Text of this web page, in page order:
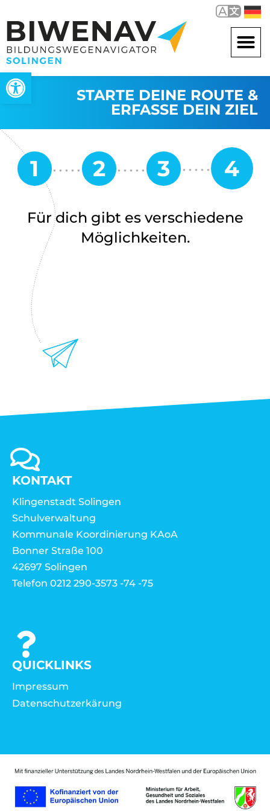
Werkzeugleiste öffnen
STARTE DEINE ROUTE &
ERFASSE DEIN ZIEL
Für dich gibt es verschiedene
Möglichkeiten.
KONTAKT
Klingenstadt Solingen
Schulverwaltung
Kommunale Koordinierung KAoA
Bonner Straße 100
42697 Solingen
Telefon 0212 290-3573 -74 -75
QUICKLINKS
Impressum
Datenschutzerkärung